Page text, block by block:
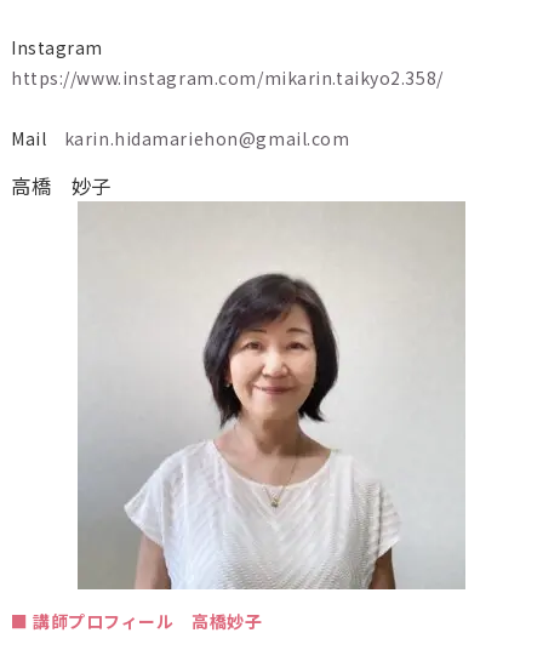
Instagram
https://www.instagram.com/mikarin.taikyo2.358/
Mail karin.hidamariehon@gmail.com
高橋 妙子
■ 講師プロフィール 高橋妙子